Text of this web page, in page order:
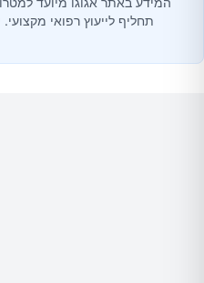
תחליף לייעוץ רפואי